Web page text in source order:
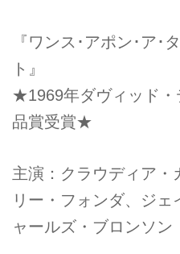
『ワンス･アポン･ア･
ト』
★1969年ダヴィッド・
品賞受賞★
主演：クラウディア・
リー・フォンダ、ジ
ャールズ・ブロンソン